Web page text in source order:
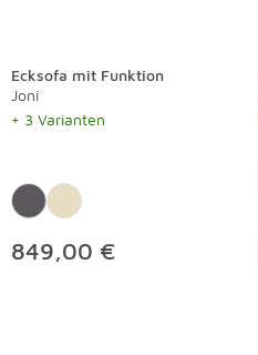
Ecksofa mit Funktion
Joni
+ 3 Varianten
849,00 €